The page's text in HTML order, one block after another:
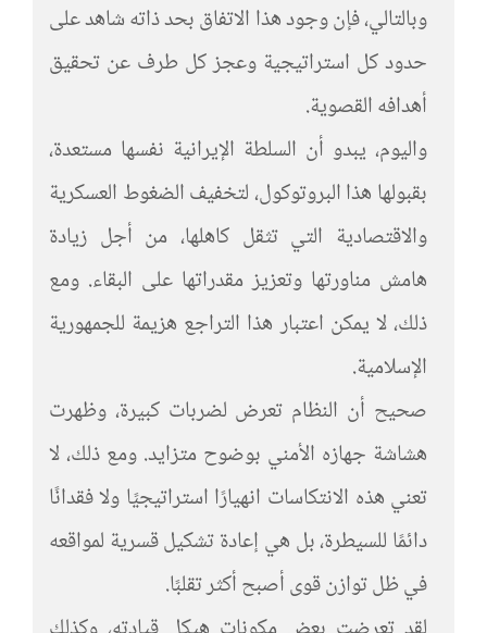
وبالتالي، فإن وجود هذا الاتفاق بحد ذاته شاهد على
حدود كل استراتيجية وعجز كل طرف عن تحقيق
أهدافه القصوية.
واليوم، يبدو أن السلطة الإيرانية نفسها مستعدة،
بقبولها هذا البروتوكول، لتخفيف الضغوط العسكرية
والاقتصادية التي تثقل كاهلها، من أجل زيادة
هامش مناورتها وتعزيز مقدراتها على البقاء. ومع
ذلك، لا يمكن اعتبار هذا التراجع هزيمة للجمهورية
الإسلامية.
صحيح أن النظام تعرض لضربات كبيرة، وظهرت
هشاشة جهازه الأمني بوضوح متزايد. ومع ذلك، لا
تعني هذه الانتكاسات انهيارًا استراتيجيًا ولا فقدانًا
دائمًا للسيطرة، بل هي إعادة تشكيل قسرية لمواقعه
في ظل توازن قوى أصبح أكثر تقلبًا.